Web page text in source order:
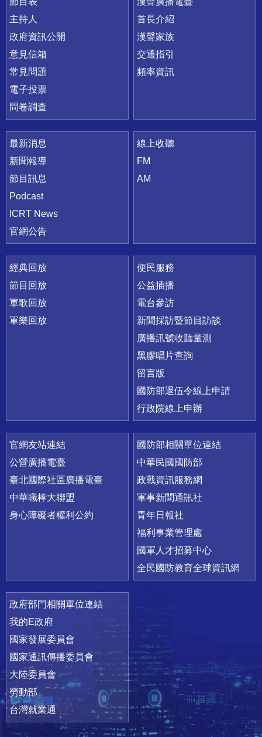
主持人
政府資訊公開
意見信箱
常見問題
電子投票
問卷調查
首長介紹
漢聲家族
交通指引
頻率資訊
最新消息
新聞報導
節目訊息
Podcast
ICRT News
官網公告
線上收聽
FM
AM
經典回放
節目回放
軍歌回放
軍樂回放
便民服務
公益插播
電台參訪
新聞採訪暨節目訪談
廣播訊號收聽量測
黑膠唱片查詢
留言版
國防部退伍令線上申請
行政院線上申辦
官網友站連結
公營廣播電臺
臺北國際社區廣播電臺
中華職棒大聯盟
身心障礙者權利公約
國防部相關單位連結
中華民國國防部
政戰資訊服務網
軍事新聞通訊社
青年日報社
福利事業管理處
國軍人才招募中心
全民國防教育全球資訊網
政府部門相關單位連結
我的E政府
國家發展委員會
國家通訊傳播委員會
大陸委員會
勞動部
台灣就業通